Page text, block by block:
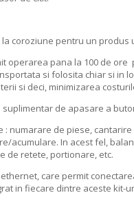
coroziune pentru un produs
pana la 100 de ore
si folosita chiar si in
si deci, minimizarea
de apasare a
numarare de piese,
acumulare. In acest fel,
de retete, portionare, etc.
care permit
in fiecare dintre aceste kit-